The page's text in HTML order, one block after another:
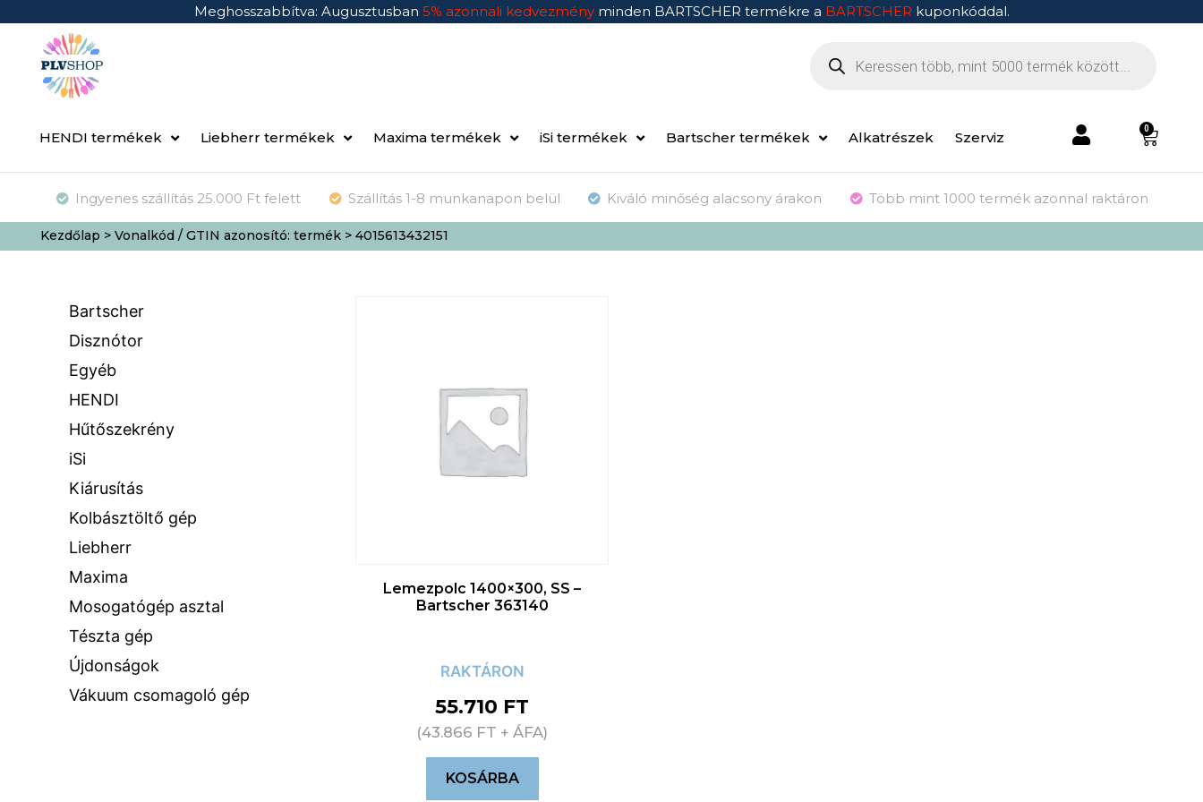
Meghosszabbítva: Augusztusban 5% azonnali kedvezmény minden BARTSCHER termékre a BARTSCHER kuponkóddal.
HENDI termékek Liebherr termékek Maxima termékek iSi termékek Bartscher termékek Alkatrészek Szerviz
0
Ingyenes szállítás 25.000 Ft felett Szállítás 1-8 munkanapon belül Kiváló minőség alacsony árakon Több mint 1000 termék azonnal raktáron
Kezdőlap > Vonalkód / GTIN azonosító: termék > 4015613432151
Bartscher
Disznótor
Egyéb
HENDI
Hűtőszekrény
iSi
Kiárusítás
Kolbásztöltő gép
Liebherr
Maxima
Mosogatógép asztal
Tészta gép
Újdonságok
Vákuum csomagoló gép
Lemezpolc 1400×300, SS –
Bartscher 363140
RAKTÁRON
55.710 FT
(43.866 FT + ÁFA)
KOSÁRBA